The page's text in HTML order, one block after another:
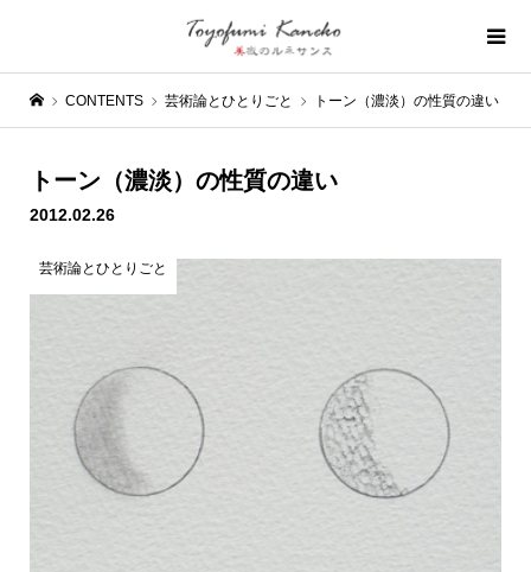
CONTENTS 芸術論とひとりごと トーン（濃淡）の性質の違い
トーン（濃淡）の性質の違い
2012.02.26
芸術論とひとりごと